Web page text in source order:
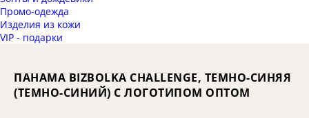
Промо-одежда
Изделия из кожи
VIP - подарки
ПАНАМА BIZBOLKA CHALLENGE, ТЕМНО-СИНЯЯ
(ТЕМНО-СИНИЙ) С ЛОГОТИПОМ ОПТОМ